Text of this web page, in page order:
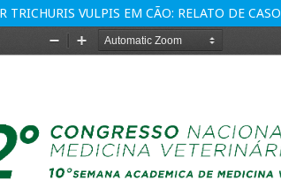
VULPIS EM CÃO: RELATO DE CASO